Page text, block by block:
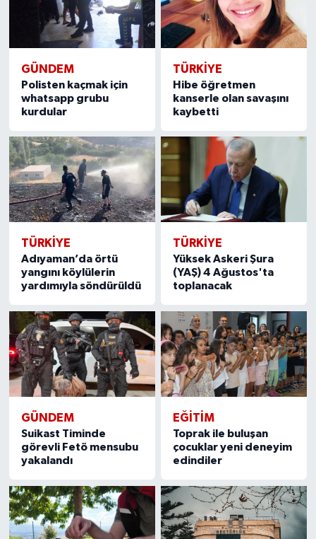
GÜNDEM
Polisten kaçmak için
whatsapp grubu
kurdular
TÜRKIYE
Hibe öğretmen
kanserle olan savaşını
kaybetti
TÜRKIYE
Adıyaman’da örtü
yangını köylülerin
yardımıyla söndürüldü
TÜRKIYE
Yüksek Askeri Şura
(YAŞ) 4 Ağustos'ta
toplanacak
GÜNDEM
Suikast Timinde
görevli Fetö mensubu
yakalandı
EĞITIM
Toprak ile buluşan
çocuklar yeni deneyim
edindiler